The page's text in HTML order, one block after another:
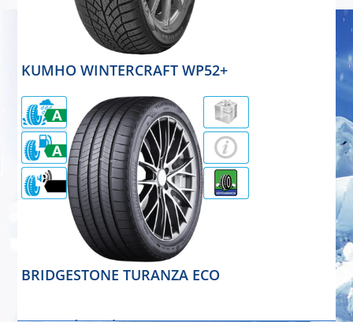
KUMHO WINTERCRAFT WP52+
195/55R16 91H
KEDVEZMÉNYES ÁR: 36 777 Ft
Részletek
71dB
BRIDGESTONE TURANZA ECO